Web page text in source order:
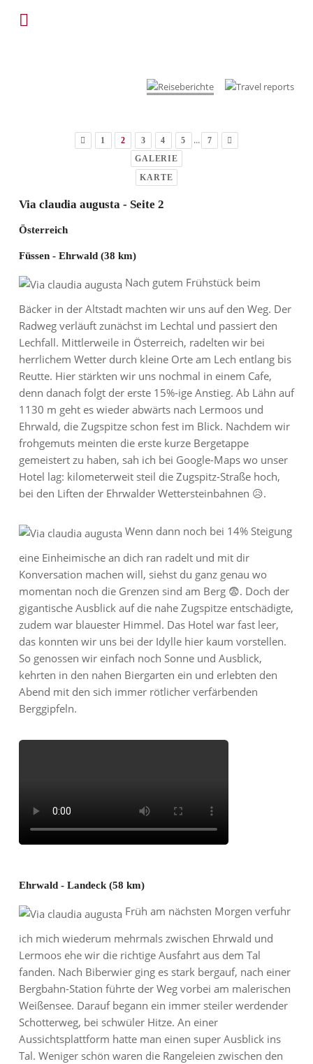
1 2 3 4 5 ...
7
GALERIE
KARTE
Via claudia augusta - Seite 2
Österreich
Füssen - Ehrwald (38 km)
Nach gutem Frühstück beim
Bäcker in der Altstadt machten wir uns auf den Weg. Der
Radweg verläuft zunächst im Lechtal und passiert den
Lechfall. Mittlerweile in Österreich, radelten wir bei
herrlichem Wetter durch kleine Orte am Lech entlang bis
Reutte. Hier stärkten wir uns nochmal in einem Cafe,
denn danach folgt der erste 15%-ige Anstieg. Ab Lähn auf
1130 m geht es wieder abwärts nach Lermoos und
Ehrwald, die Zugspitze schon fest im Blick. Nachdem wir
frohgemuts meinten die erste kurze Bergetappe
gemeistert zu haben, sah ich bei Google-Maps wo unser
Hotel lag: kilometerweit steil die Zugspitz-Straße hoch,
bei den Liften der Ehrwalder Wettersteinbahnen 😥.
Wenn dann noch bei 14% Steigung
eine Einheimische an dich ran radelt und mit dir
Konversation machen will, siehst du ganz genau wo
momentan noch die Grenzen sind am Berg 😨. Doch der
gigantische Ausblick auf die nahe Zugspitze entschädigte,
zudem war blauester Himmel. Das Hotel war fast leer,
das konnten wir uns bei der Idylle hier kaum vorstellen.
So genossen wir einfach noch Sonne und Ausblick,
kehrten in den nahen Biergarten ein und erlebten den
Abend mit den sich immer rötlicher verfärbenden
Berggipfeln.
Ehrwald - Landeck (58 km)
Früh am nächsten Morgen verfuhr
ich mich wiederum mehrmals zwischen Ehrwald und
Lermoos ehe wir die richtige Ausfahrt aus dem Tal
fanden. Nach Biberwier ging es stark bergauf, nach einer
Bergbahn-Station führte der Weg vorbei am malerischen
Weißensee. Darauf begann ein immer steiler werdender
Schotterweg, bei schwüler Hitze. An einer
Aussichtsplattform hatte man einen super Ausblick ins
Tal. Weniger schön waren die Rangeleien zwischen den